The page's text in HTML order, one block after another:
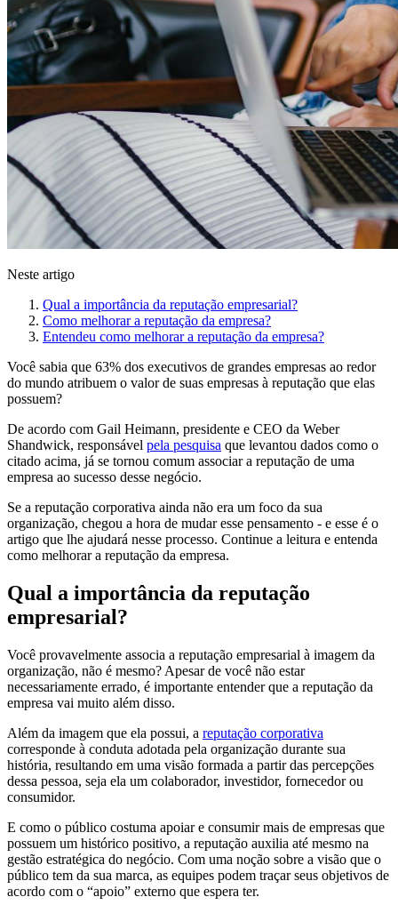
Neste artigo
Qual a importância da reputação empresarial?
Como melhorar a reputação da empresa?
Entendeu como melhorar a reputação da empresa?
Você sabia que 63% dos executivos de grandes empresas ao redor
do mundo atribuem o valor de suas empresas à reputação que elas
possuem?
De acordo com Gail Heimann, presidente e CEO da Weber
Shandwick, responsável pela pesquisa que levantou dados como o
citado acima, já se tornou comum associar a reputação de uma
empresa ao sucesso desse negócio.
Se a reputação corporativa ainda não era um foco da sua
organização, chegou a hora de mudar esse pensamento - e esse é o
artigo que lhe ajudará nesse processo. Continue a leitura e entenda
como melhorar a reputação da empresa.
Qual a importância da reputação
empresarial?
Você provavelmente associa a reputação empresarial à imagem da
organização, não é mesmo? Apesar de você não estar
necessariamente errado, é importante entender que a reputação da
empresa vai muito além disso.
Além da imagem que ela possui, a reputação corporativa
corresponde à conduta adotada pela organização durante sua
história, resultando em uma visão formada a partir das percepções
dessa pessoa, seja ela um colaborador, investidor, fornecedor ou
consumidor.
E como o público costuma apoiar e consumir mais de empresas que
possuem um histórico positivo, a reputação auxilia até mesmo na
gestão estratégica do negócio. Com uma noção sobre a visão que o
público tem da sua marca, as equipes podem traçar seus objetivos de
acordo com o “apoio” externo que espera ter.